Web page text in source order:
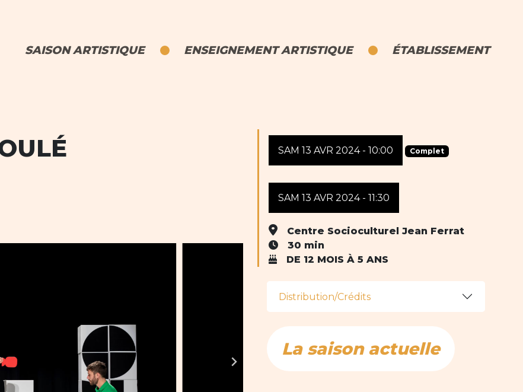
SAISON ARTISTIQUE ENSEIGNEMENT ARTISTIQUE ÉTABLISSEMENT
SAM 13 AVR 2024 - 10:00 Complet
SAM 13 AVR 2024 - 11:30
Centre Socioculturel Jean Ferrat
30 min
DE 12 MOIS À 5 ANS
Distribution/Crédits
La saison actuelle